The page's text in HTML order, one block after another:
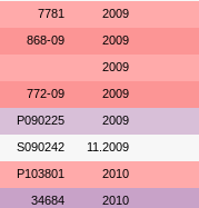
7781 2009
868-09 2009
2009
772-09 2009
P090225 2009
S090242 11.2009
P103801 2010
34684 2010